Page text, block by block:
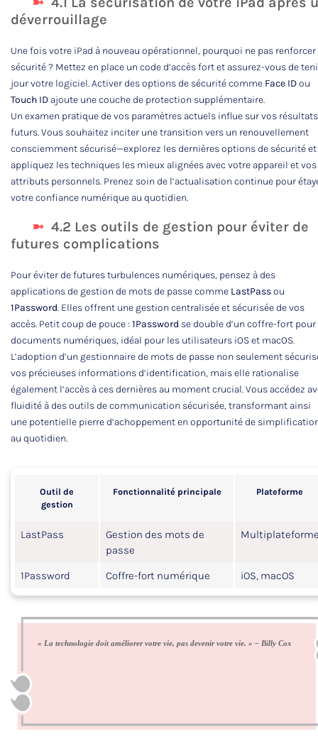
déverrouillage
Une fois votre iPad à nouveau opérationnel, pourquoi ne pas renforcer
sécurité ? Mettez en place un code d’accès fort et assurez-vous de
jour votre logiciel. Activer des options de sécurité comme Face IDou
Touch ID ajoute une couche de protection supplémentaire.
Un examen pratique de vos paramètres actuels influe sur vos résultats
futurs. Vous souhaitez inciter une transition vers un renouvellement
consciemment sécurisé—explorez les dernières options de sécurité et
appliquez les techniques les mieux alignées avec votre appareil et vos
attributs personnels. Prenez soin de l’actualisation continue pour
votre confiance numérique au quotidien.
4.2 Les outils de gestion pour éviter de
futures complications
Pour éviter de futures turbulences numériques, pensez à des
applications de gestion de mots de passe comme LastPassou
1Password. Elles offrent une gestion centralisée et sécurisée de vos
accès. Petit coup de pouce : 1Password se double d’un coffre-fort pour
documents numériques, idéal pour les utilisateurs iOS et macOS.
L’adoption d’un gestionnaire de mots de passe non seulement
vos précieuses informations d’identification, mais elle rationalise
également l’accès à ces dernières au moment crucial. Vous accédez
fluidité à des outils de communication sécurisée, transformant ainsi
une potentielle pierre d’achoppement en opportunité de
au quotidien.
Outil de
gestion
Fonctionnalité principale Plateforme
LastPass
Gestion des mots de
passe
1Password Coffre-fort numérique iOS, macOS
« La technologie doit améliorer votre vie, pas devenir votre vie. » – Billy Cox